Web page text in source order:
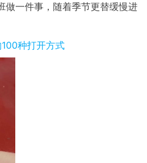
做一件事，随着季节更替缓慢进
种打开方式